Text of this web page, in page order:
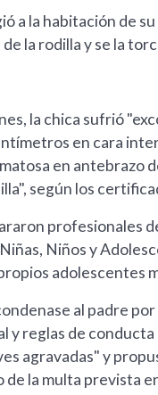
a la habitación de
la rodilla y se la
la chica sufrió
en cara
en antebrazo
según los
profesionales
Niños y
adolescentes
al padre
y reglas de
agravadas" y
de la multa prevista